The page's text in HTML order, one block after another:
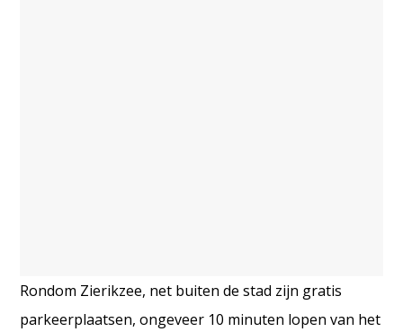
Rondom Zierikzee, net buiten de stad zijn gratis
parkeerplaatsen, ongeveer 10 minuten lopen van het